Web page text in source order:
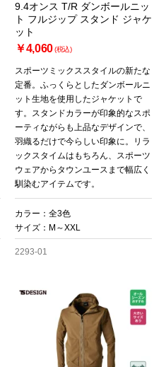
9.4オンス T/R ダンボールニッ
ト フルジップ スタンド ジャケ
ット
￥4,060(税込)
スポーツミックススタイルの新たな
定番。ふっくらとしたダンボールニ
ット生地を使用したジャケットで
す。スタンドカラーが印象的なスポ
ーティながらも上品なデザインで、
羽織るだけで今らしい印象に。リラ
ックスタイムはもちろん、スポーツ
ウェアからタウンユースまで幅広く
馴染むアイテムです。
カラー：全3色
サイズ：M～XXL
2293-01